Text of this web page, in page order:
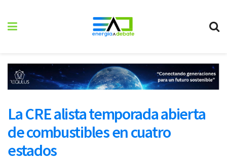
La CRE alista temporada abierta
de combustibles en cuatro
estados